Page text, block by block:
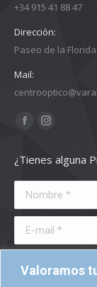
Valoramos
+34 915 41 88 47
Dirección:
Paseo de la
Mail:
Encuéntranos en:
Facebook
opens
in
new
Instagram
opens
in
new
¿Tienes alguna
Nombre *
E-mail *